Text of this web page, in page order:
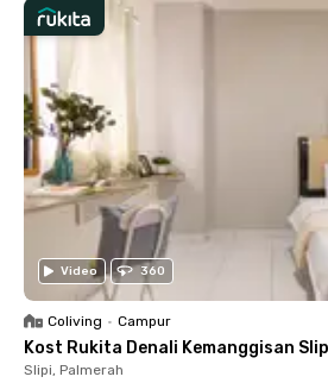
Video 360
Coliving • Campur
Kost Rukita Denali Kemanggisan
Slipi, Palmerah